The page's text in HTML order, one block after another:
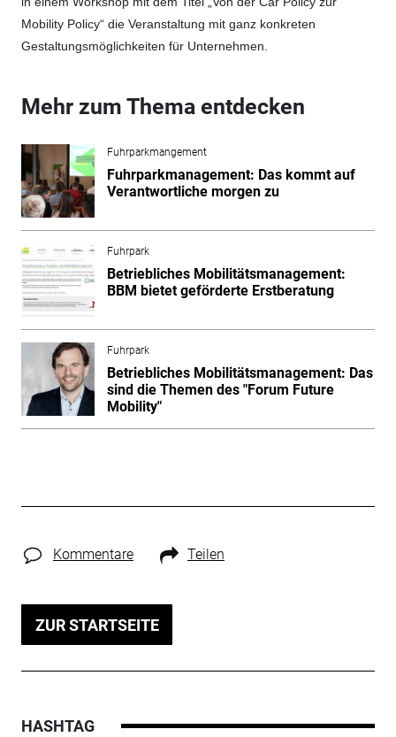
Mobility Policy“ die Veranstaltung mit ganz konkreten
Gestaltungsmöglichkeiten für Unternehmen.
Mehr zum Thema entdecken
Fuhrparkmangement
Fuhrparkmanagement: Das kommt auf
Verantwortliche morgen zu
Fuhrpark
Betriebliches Mobilitätsmanagement:
BBM bietet geförderte Erstberatung
Fuhrpark
Betriebliches Mobilitätsmanagement: Das
sind die Themen des "Forum Future
Mobility"
Kommentare Teilen
ZUR STARTSEITE
HASHTAG